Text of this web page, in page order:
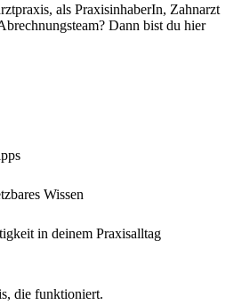
als PraxisinhaberIn, Zahnarzt
Dann bist du hier
Wissen
in deinem Praxisalltag
die funktioniert.